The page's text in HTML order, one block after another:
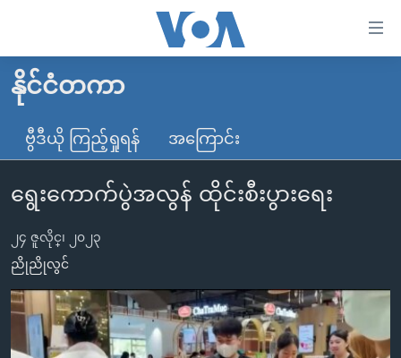
လွယ်ကူ
စေ
သည့်
များ
ပင်မ
အကြောင်းအရာ
ကျော်
ကြည့်
မူလစာမျက်နှာ
မြန်မာ
ကမ္ဘာ့သတင်းများ
နိုင်ငံတကာ
တရုတ်
အစ္စရေး-ပါလက်စတိုင်း
ဗွီဒီယို
ရပ်ဝန်းတခု လမ်းတခု အလွန်
အင်္ဂလိပ်စာလေ့လာမယ်
အမေရိကန်သုံးအီဒီယံ
မကြေးမုံရဲ့ အင်္ဂလိပ်စာ
အပတ်စဉ်ကဏ္ဍများ
ရေဒီယို
ရေဒီယိုနှင့်ရုပ်သံ အချက်အလက်များ
နိုင်ငံတကာ
ဗွီဒီယို ကြည့်ရှုရန် အကြောင်း
ရွေးကောက်ပွဲအလွန် ထိုင်းစီးပွားရေး
၂၄ ဇူလိုင္၊ ၂၀၂၃
ညိုညိုလွင်